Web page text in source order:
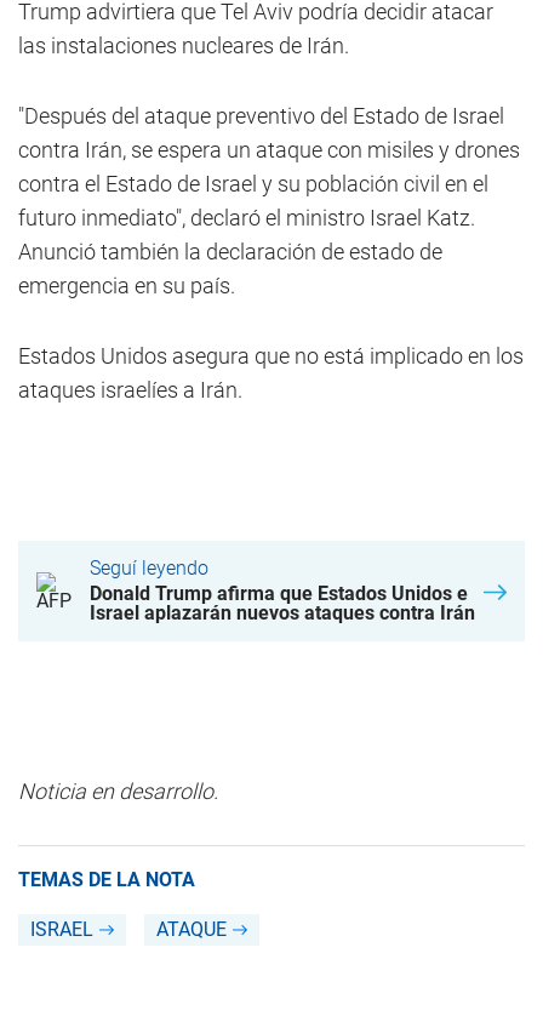
Trump advirtiera que Tel Aviv podría decidir atacar
las instalaciones nucleares de Irán.
"Después del ataque preventivo del Estado de Israel
contra Irán, se espera un ataque con misiles y drones
contra el Estado de Israel y su población civil en el
futuro inmediato", declaró el ministro Israel Katz.
Anunció también la declaración de estado de
emergencia en su país.
Estados Unidos asegura que no está implicado en los
ataques israelíes a Irán.
Seguí leyendo
Donald Trump afirma que Estados Unidos e
Israel aplazarán nuevos ataques contra Irán
Noticia en desarrollo.
TEMAS DE LA NOTA
ISRAEL ATAQUE